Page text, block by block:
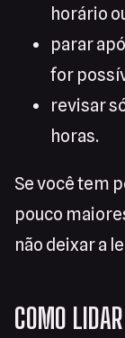
horário
parar
for
revisar
horas.
Se você tem
pouco
não deixar a
COMO